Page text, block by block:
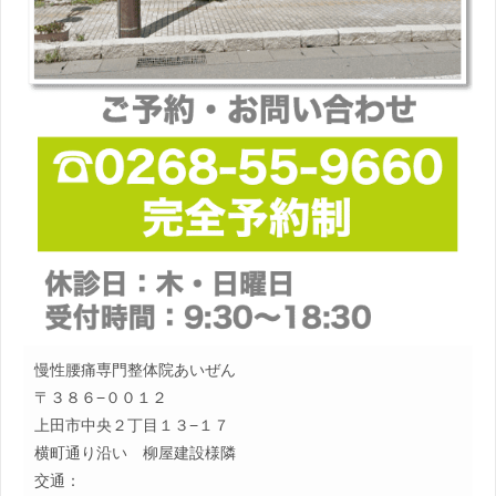
慢性腰痛専門整体院あいぜん
〒３８６−００１２
上田市中央２丁目１３−１７
横町通り沿い 柳屋建設様隣
交通：